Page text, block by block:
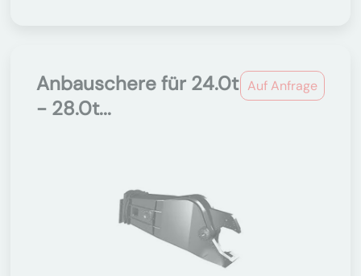
Auf Anfrage
Anbauschere für 24.0t
- 28.0t...